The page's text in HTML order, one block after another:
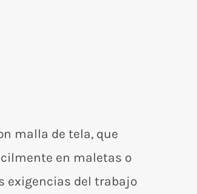
malla de tela, que
en maletas o
exigencias del trabajo